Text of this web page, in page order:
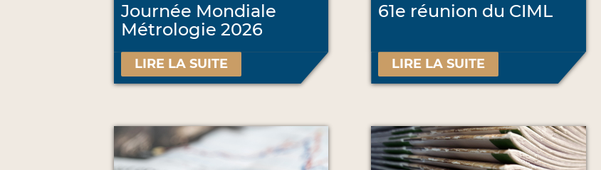
Journée Mondiale
Métrologie 2026
LIRE LA SUITE
61e réunion du CIML
LIRE LA SUITE